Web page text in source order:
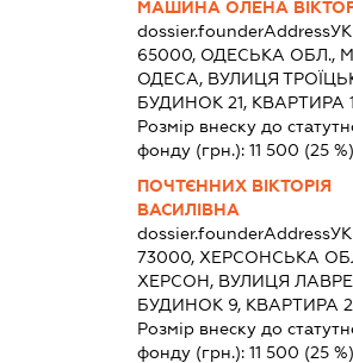
МАШИНА ОЛЕНА
dossier.founderAddress
65000, ОДЕСЬКА ОБЛ.,
ОДЕСА, ВУЛИЦЯ
БУДИНОК 21, КВАРТИРА
Розмір внеску до
фонду (грн.): 11 500 (25 %)
ПОЧТЄННИХ ВІКТОРІЯ
ВАСИЛІВНА
dossier.founderAddress
73000, ХЕРСОНСЬКА
ХЕРСОН, ВУЛИЦЯ
БУДИНОК 9, КВАРТИРА
Розмір внеску до
фонду (грн.): 11 500 (25 %)